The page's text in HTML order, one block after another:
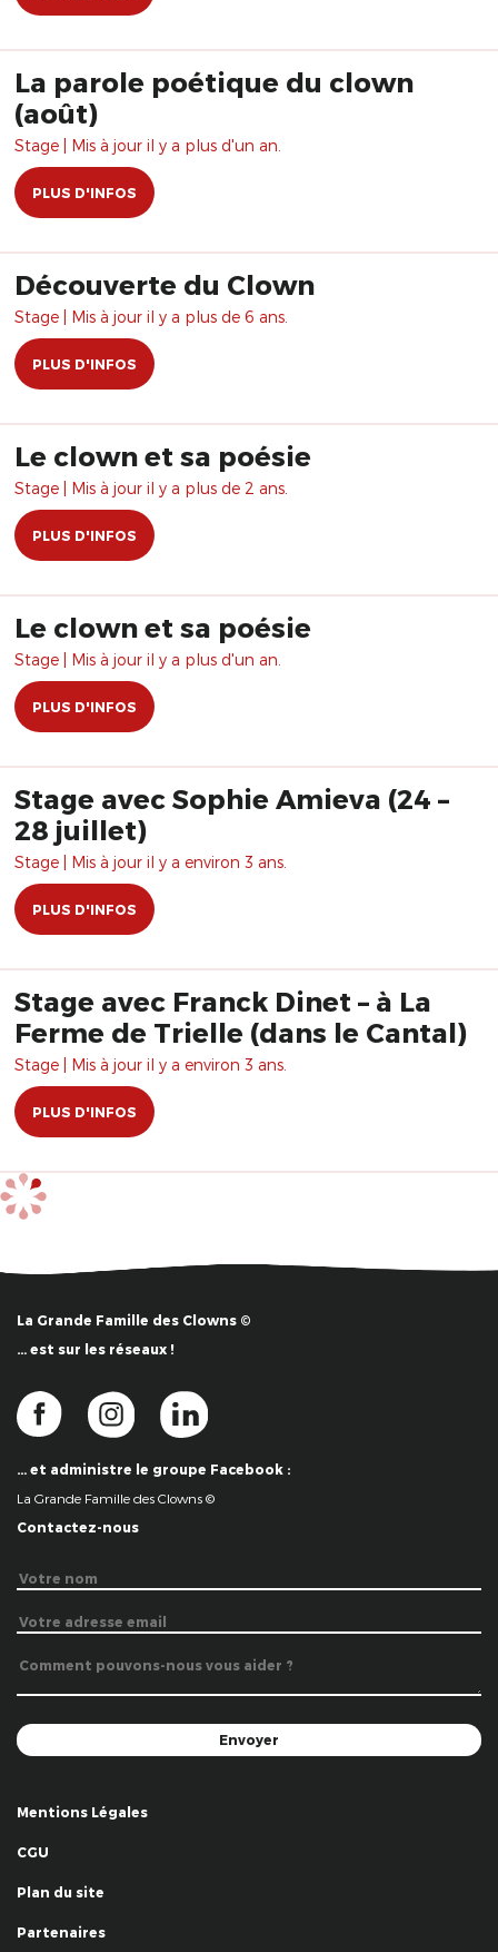
La parole poétique du clown
(août)
Stage | Mis à jour il y a plus d'un an.
PLUS D'INFOS
Découverte du Clown
Stage | Mis à jour il y a plus de 6 ans.
PLUS D'INFOS
Le clown et sa poésie
Stage | Mis à jour il y a plus de 2 ans.
PLUS D'INFOS
Le clown et sa poésie
Stage | Mis à jour il y a plus d'un an.
PLUS D'INFOS
Stage avec Sophie Amieva (24 –
28 juillet)
Stage | Mis à jour il y a environ 3 ans.
PLUS D'INFOS
Stage avec Franck Dinet – à La
Ferme de Trielle (dans le Cantal)
Stage | Mis à jour il y a environ 3 ans.
PLUS D'INFOS
La Grande Famille des Clowns ©
… est sur les réseaux !
… et administre le groupe Facebook :
La Grande Famille des Clowns ©
Contactez-nous
Mentions Légales
CGU
Plan du site
Partenaires